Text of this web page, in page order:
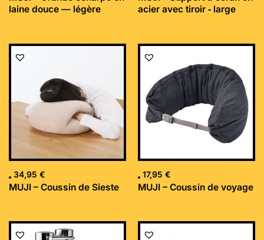
laine douce — légère
acier avec tiroir ‐ large
34,95 €
MUJI – Coussin de Sieste
17,95 €
MUJI – Coussin de voyage
Le
Le